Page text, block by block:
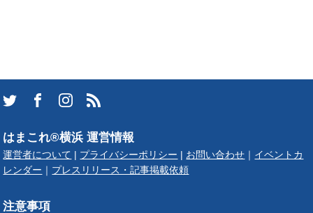
はまこれ®横浜 運営情報
運営者について プライバシーポリシー お問い合わせ
イベントカ
レンダー
プレスリリース・記事掲載依頼
注意事項